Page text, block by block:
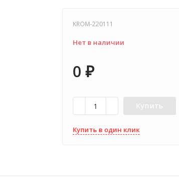
KROM-220111
Нет в наличии
0 ₽
Купить
Купить в один клик